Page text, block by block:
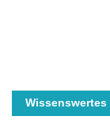
Wissenswertes